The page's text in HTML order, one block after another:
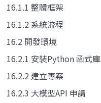
16.1.1 整體框架
16.1.2 系統流程
16.2 開發環境
16.2.1 安裝Python 函式庫
16.2.2 建立專案
16.2.3 大模型API 申請